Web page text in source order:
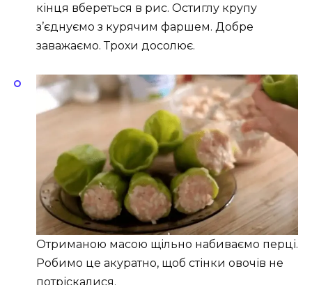
кінця вбереться в рис. Остиглу крупу
з’єднуємо з курячим фаршем. Добре
заважаємо. Трохи досолює.
Отриманою масою щільно набиваємо перці.
Робимо це акуратно, щоб стінки овочів не
потріскалися.